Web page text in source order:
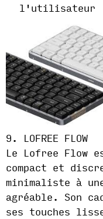
l'utilisateur
9. LOFREE FLOW
Le Lofree Flow
compact et
minimaliste à
agréable. Son
ses touches